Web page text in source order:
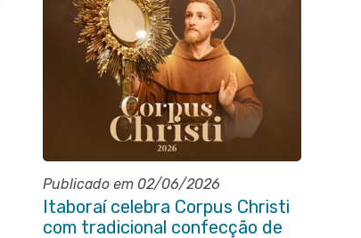
Publicado em 02/06/2026
Itaboraí celebra Corpus Christi
com tradicional confecção de